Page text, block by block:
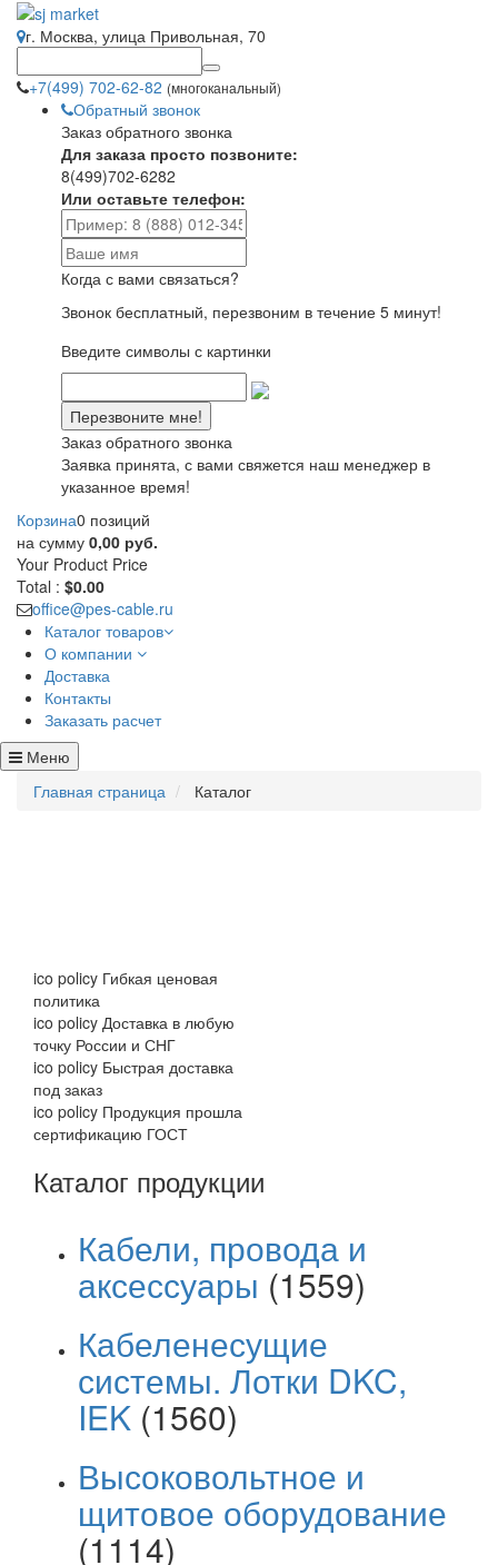
г. Москва, улица Привольная, 70
+7(499) 702-62-82 (многоканальный)
Обратный звонок
Заказ обратного звонка
Для заказа просто позвоните:
8(499)702-6282
Или оставьте телефон:
Когда с вами связаться?
Звонок бесплатный, перезвоним в течение 5 минут!
Введите символы с картинки
Заказ обратного звонка
Заявка принята, с вами свяжется наш менеджер в
указанное время!
Корзина0 позиций
на сумму 0,00 руб.
Your Product Price
Total : $0.00
office@pes-cable.ru
Каталог товаров
О компании
Доставка
Контакты
Заказать расчет
Меню
Главная страница
Каталог
ico policy Гибкая ценовая
политика
ico policy Доставка в любую
точку России и СНГ
ico policy Быстрая доставка
под заказ
ico policy Продукция прошла
сертификацию ГОСТ
Каталог продукции
Кабели, провода и
аксессуары (1559)
Кабеленесущие
системы. Лотки DKC,
IEK (1560)
Высоковольтное и
щитовое оборудование
(1114)